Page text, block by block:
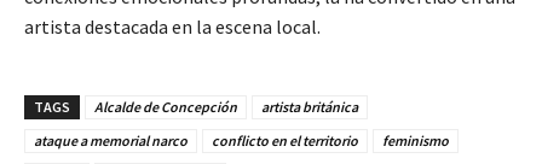
artista destacada en la escena local.
TAGS Alcalde de Concepción
artista británica
ataque a memorial narco
conflicto en el territorio
feminismo